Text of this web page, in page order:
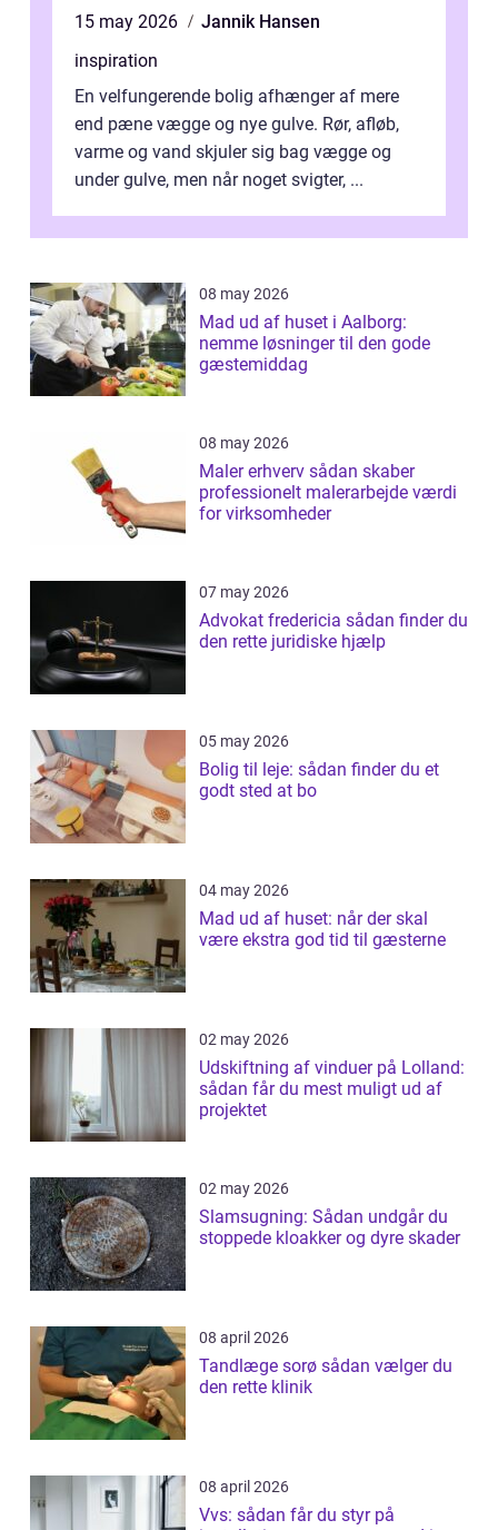
15 may 2026
Jannik Hansen
inspiration
En velfungerende bolig afhænger af mere
end pæne vægge og nye gulve. Rør, afløb,
varme og vand skjuler sig bag vægge og
under gulve, men når noget svigter, ...
08 may 2026
Mad ud af huset i Aalborg:
nemme løsninger til den gode
gæstemiddag
08 may 2026
Maler erhverv sådan skaber
professionelt malerarbejde værdi
for virksomheder
07 may 2026
Advokat fredericia sådan finder du
den rette juridiske hjælp
05 may 2026
Bolig til leje: sådan finder du et
godt sted at bo
04 may 2026
Mad ud af huset: når der skal
være ekstra god tid til gæsterne
02 may 2026
Udskiftning af vinduer på Lolland:
sådan får du mest muligt ud af
projektet
02 may 2026
Slamsugning: Sådan undgår du
stoppede kloakker og dyre skader
08 april 2026
Tandlæge sorø sådan vælger du
den rette klinik
08 april 2026
Vvs: sådan får du styr på